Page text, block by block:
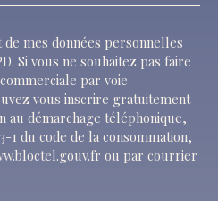
mes données personnelles
Si vous ne souhaitez pas faire
par voie
vous inscrire gratuitement
au démarchage téléphonique,
1 du code de la consommation,
ou par courrier